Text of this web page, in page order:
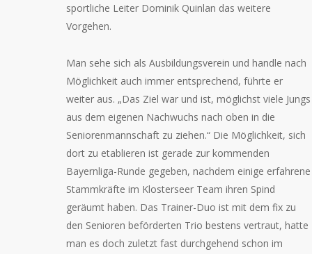
sportliche Leiter Dominik Quinlan das weitere
Vorgehen.
Man sehe sich als Ausbildungsverein und handle nach
Möglichkeit auch immer entsprechend, führte er
weiter aus. „Das Ziel war und ist, möglichst viele Jungs
aus dem eigenen Nachwuchs nach oben in die
Seniorenmannschaft zu ziehen.“ Die Möglichkeit, sich
dort zu etablieren ist gerade zur kommenden
Bayernliga-Runde gegeben, nachdem einige erfahrene
Stammkräfte im Klosterseer Team ihren Spind
geräumt haben. Das Trainer-Duo ist mit dem fix zu
den Senioren beförderten Trio bestens vertraut, hatte
man es doch zuletzt fast durchgehend schon im